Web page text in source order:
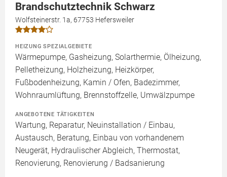
Brandschutztechnik Schwarz
Wolfsteinerstr. 1a, 67753 Hefersweiler
HEIZUNG SPEZIALGEBIETE
Wärmepumpe, Gasheizung, Solarthermie, Ölheizung,
Pelletheizung, Holzheizung, Heizkörper,
Fußbodenheizung, Kamin / Ofen, Badezimmer,
Wohnraumlüftung, Brennstoffzelle, Umwälzpumpe
ANGEBOTENE TÄTIGKEITEN
Wartung, Reparatur, Neuinstallation / Einbau,
Austausch, Beratung, Einbau von vorhandenem
Neugerät, Hydraulischer Abgleich, Thermostat,
Renovierung, Renovierung / Badsanierung